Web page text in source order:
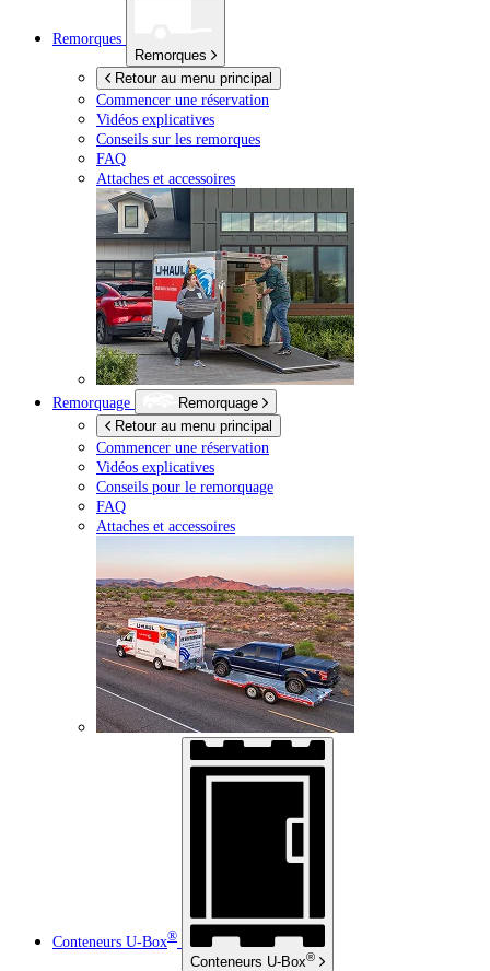
Remorques
Remorques
Retour au menu principal
Commencer une réservation
Vidéos explicatives
Conseils sur les remorques
FAQ
Attaches et accessoires
Remorquage
Remorquage
Retour au menu principal
Commencer une réservation
Vidéos explicatives
Conseils pour le remorquage
FAQ
Attaches et accessoires
Conteneurs U-Box®
Conteneurs U-Box®